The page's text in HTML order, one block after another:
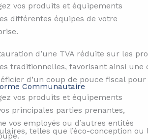
vos produits et équipements
différentes équipes de votre
Communautaire​​
vos produits et équipements
principales parties prenantes,
vos employés ou d’autres entités
d’une TVA réduite sur les
traditionnelles, favorisant ainsi
d’un coup de pouce fiscal
telles que l’éco-conception